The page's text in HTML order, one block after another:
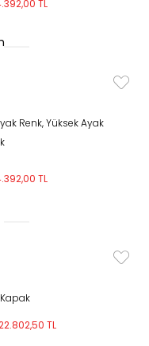
TL
Renk, Yüksek Ayak
TL
TL